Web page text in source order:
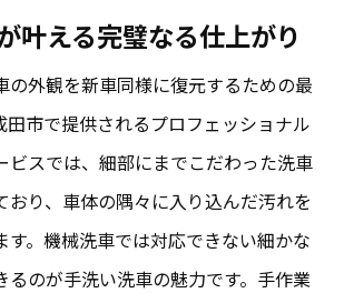
叶える完璧なる仕上がり
の外観を新車同様に復元するための最
田市で提供されるプロフェッショナル
ビスでは、細部にまでこだわった洗車
おり、車体の隅々に入り込んだ汚れを
す。機械洗車では対応できない細かな
るのが手洗い洗車の魅力です。手作業